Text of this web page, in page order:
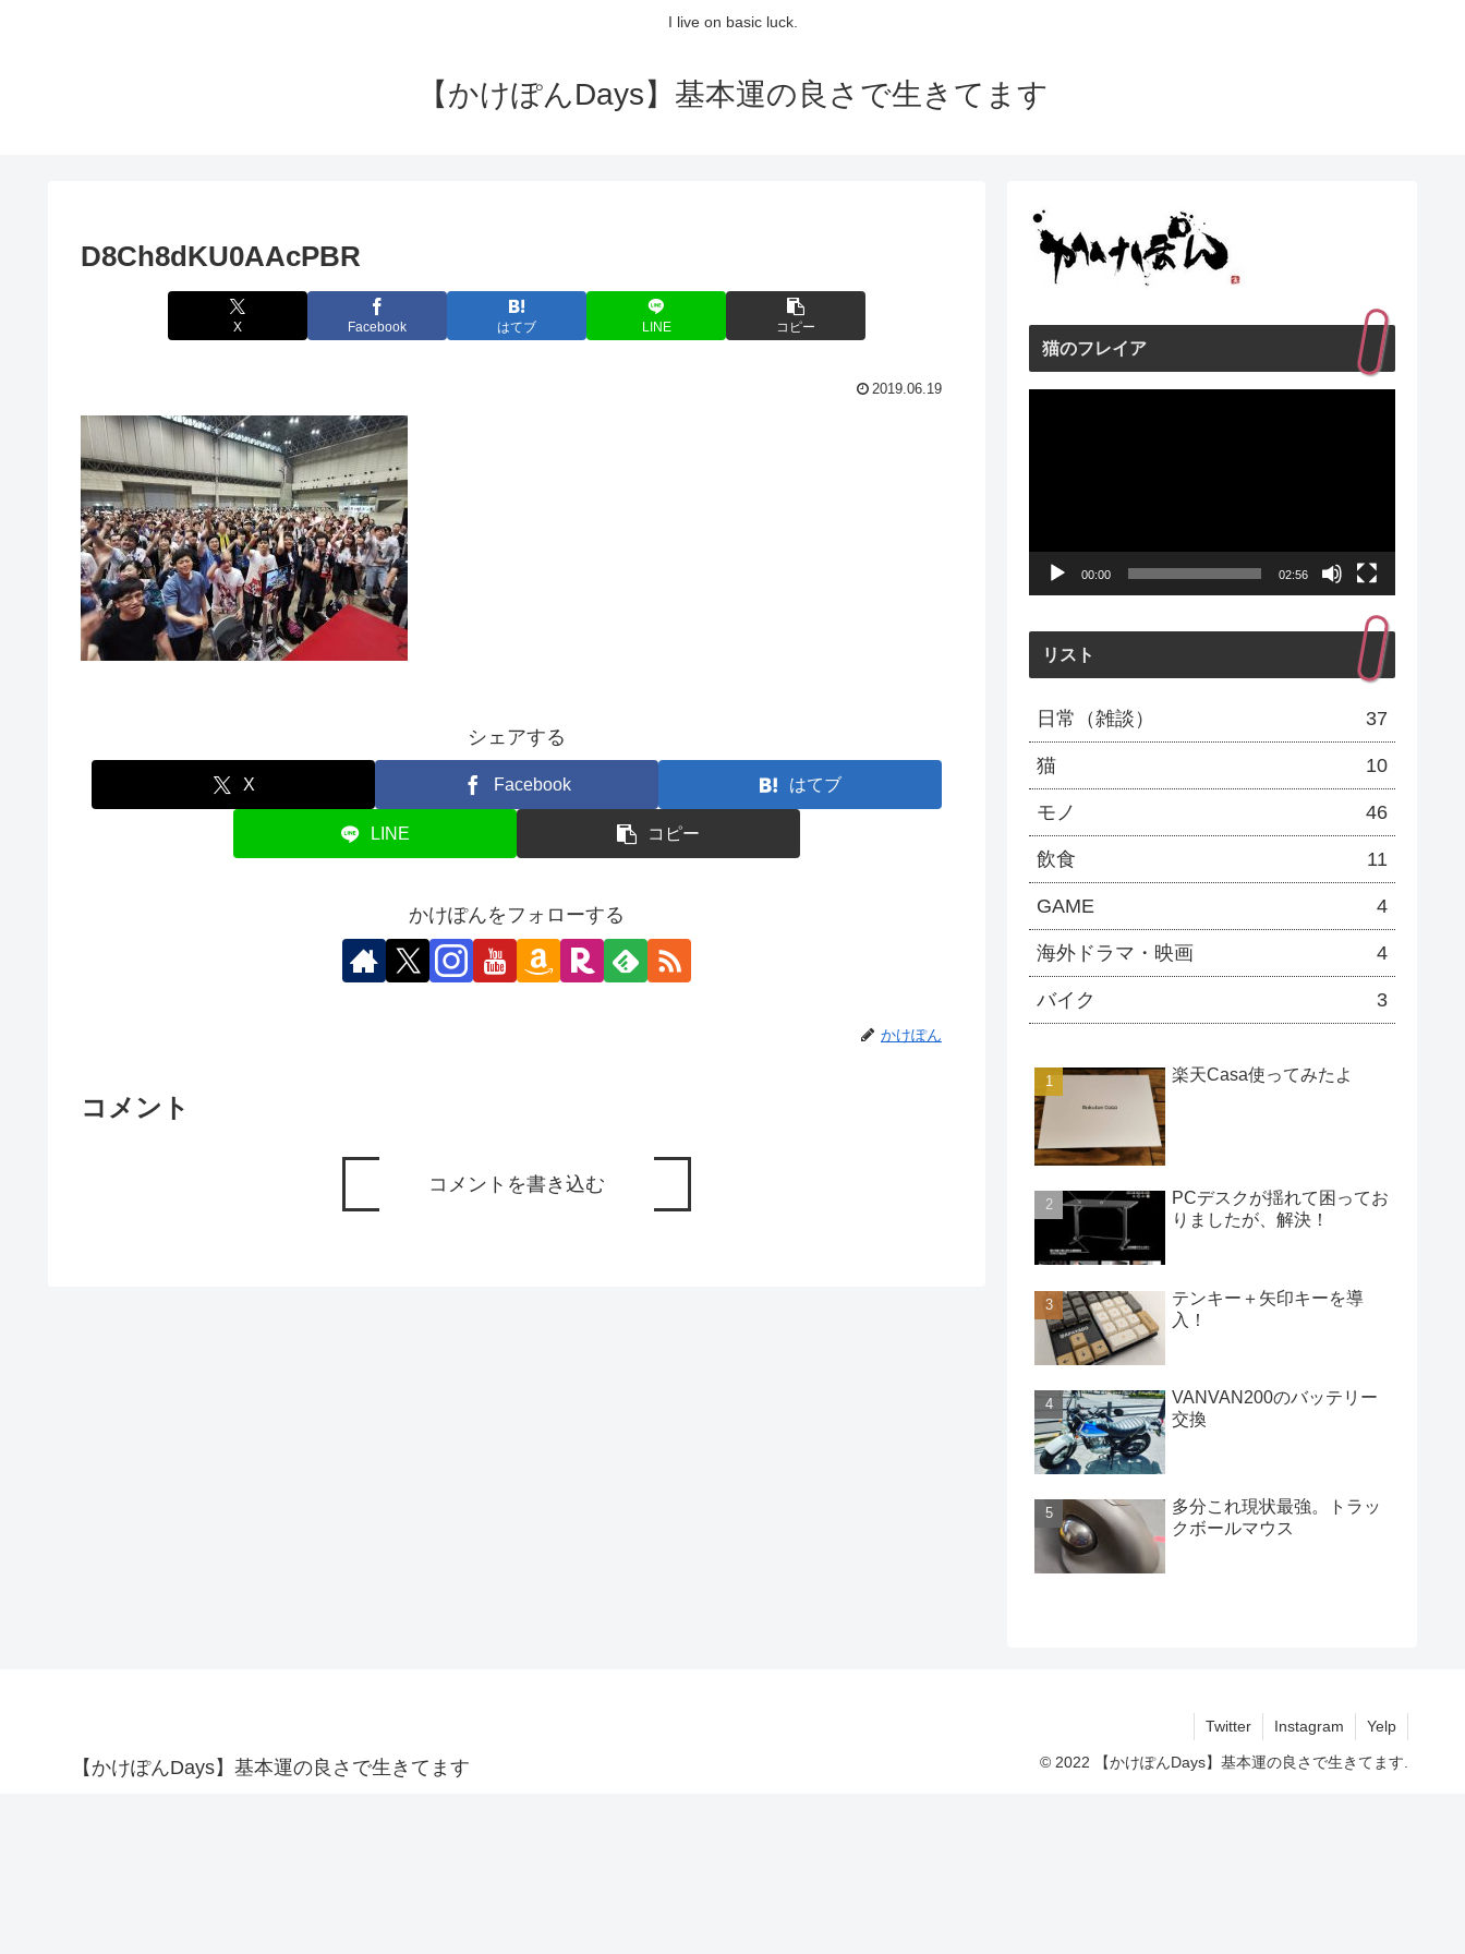
I live on basic luck.
【かけぽんDays】基本運の良さで生きてます
D8Ch8dKU0AAcPBR
X Facebook はてブ LINE コピー
2019.06.19
シェアする
X Facebook はてブ
LINE コピー
かけぽんをフォローする
かけぽん
コメント
コメントを書き込む
猫のフレイア
00:00 02:56
リスト
日常（雑談） 37
猫 10
モノ 46
飲食 11
GAME 4
海外ドラマ・映画 4
バイク 3
楽天Casa使ってみたよ
PCデスクが揺れて困ってお
りましたが、解決！
テンキー＋矢印キーを導
入！
VANVAN200のバッテリー
交換
多分これ現状最強。トラッ
クボールマウス
【かけぽんDays】基本運の良さで生きてます
Twitter Instagram Yelp
© 2022 【かけぽんDays】基本運の良さで生きてます.